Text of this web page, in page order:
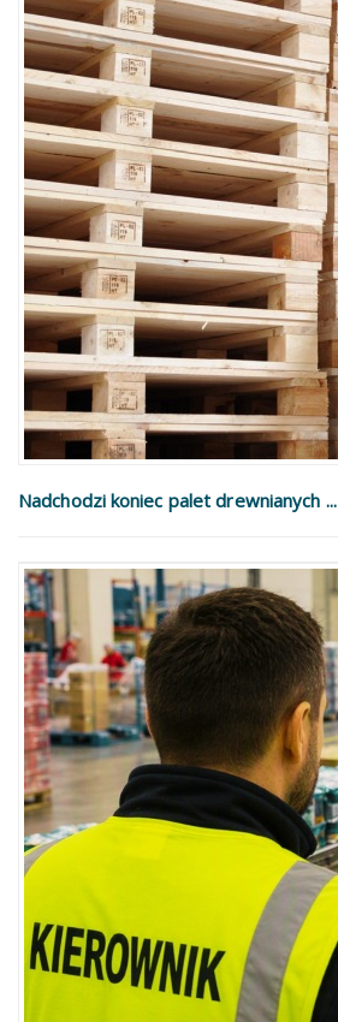
Nadchodzi koniec palet drewnianych ...